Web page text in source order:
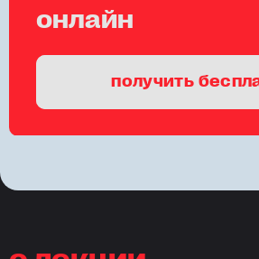
онлайн
получить